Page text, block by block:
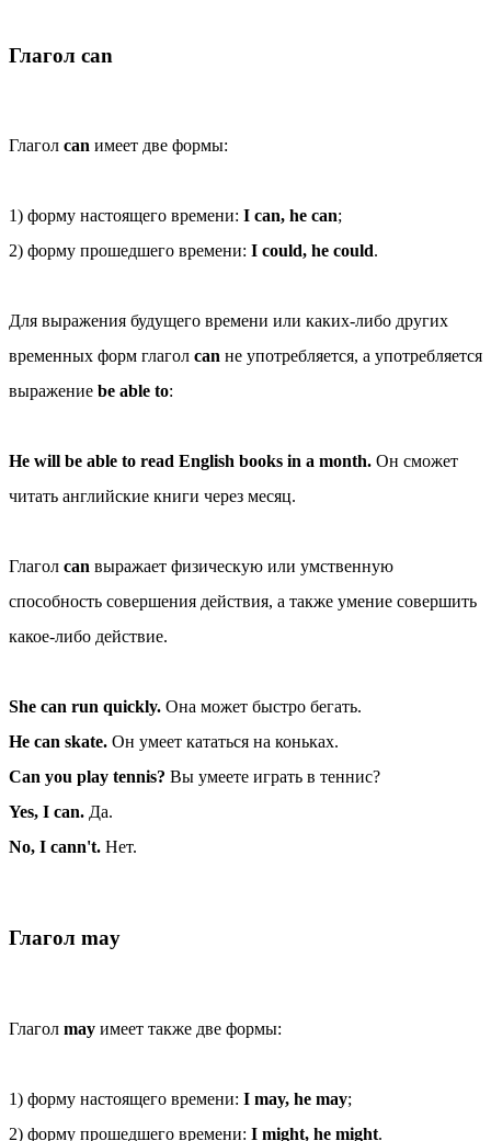
Глагол can
Глагол саn имеет две формы:
1) форму настоящего времени: I can, he can;
2) форму прошедшего времени: I could, he could.
Для выражения будущего времени или каких-либо других
временных форм глагол can не употребляется, а употребляется
выражение be able to:
He will be able to read English books in a month. Он сможет
читать английские книги через месяц.
Глагол can выражает физическую или умственную
способность совершения действия, а также умение совершить
какое-либо действие.
She can run quickly. Она может быстро бегать.
He can skate. Он умеет кататься на коньках.
Can you play tennis? Вы умеете играть в теннис?
Yes, I can. Да.
No, I cann't. Нет.
Глагол may
Глагол may имеет также две формы:
1) форму настоящего времени: I may, he may;
2) форму прошедшего времени: I might, he might.